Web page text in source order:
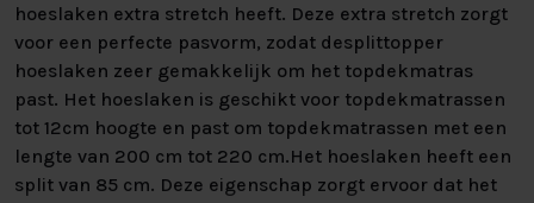
hoeslaken extra stretch heeft. Deze extra stretch zorgt
voor een perfecte pasvorm, zodat desplittopper
hoeslaken zeer gemakkelijk om het topdekmatras
past. Het hoeslaken is geschikt voor topdekmatrassen
tot 12cm hoogte en past om topdekmatrassen met een
lengte van 200 cm tot 220 cm.Het hoeslaken heeft een
split van 85 cm. Deze eigenschap zorgt ervoor dat het